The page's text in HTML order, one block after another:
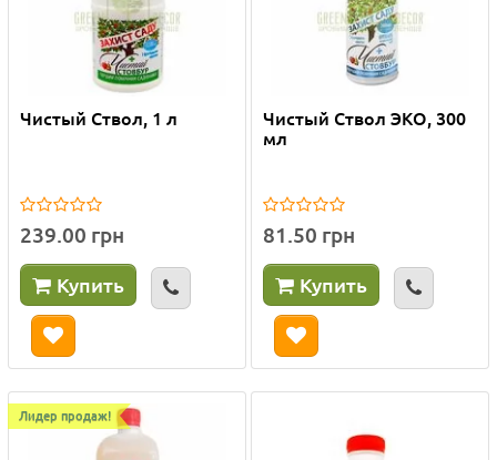
Чистый Ствол, 1 л
239.00 грн
Купить
Чистый Ствол ЭКО, 300
мл
81.50 грн
Купить
Лидер продаж!